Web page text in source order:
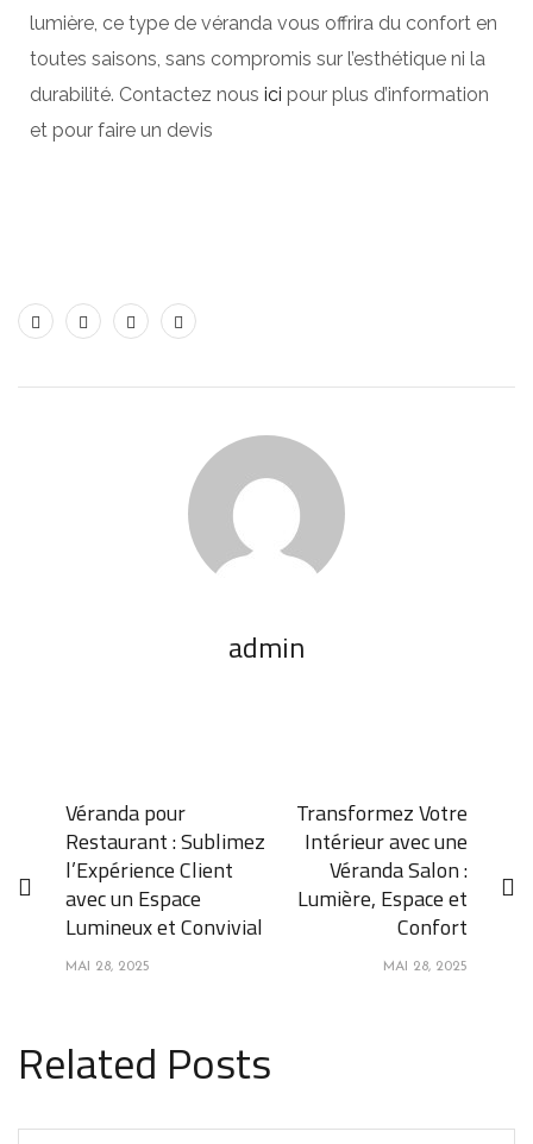
lumière, ce type de véranda vous offrira du confort en
toutes saisons, sans compromis sur l’esthétique ni la
durabilité. Contactez nous ici pour plus d’information
et pour faire un devis
admin
Véranda pour
Restaurant : Sublimez
l’Expérience Client
avec un Espace
Lumineux et Convivial
MAI 28, 2025
Transformez Votre
Intérieur avec une
Véranda Salon :
Lumière, Espace et
Confort
MAI 28, 2025
Related Posts